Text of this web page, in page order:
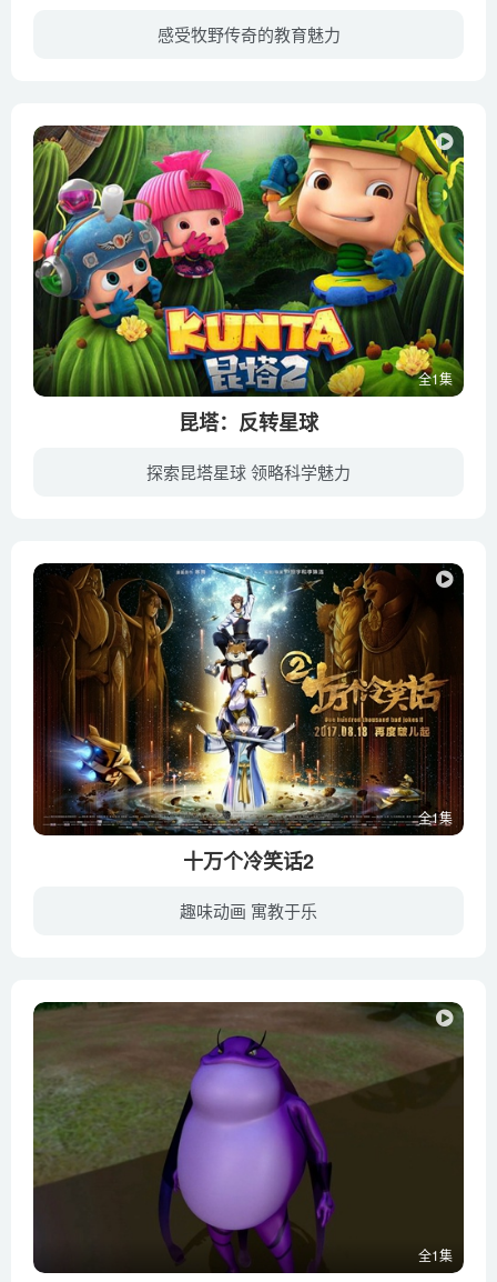
感受牧野传奇的教育魅力
全1集
昆塔：反转星球
探索昆塔星球 领略科学魅力
全1集
十万个冷笑话2
趣味动画 寓教于乐
全1集